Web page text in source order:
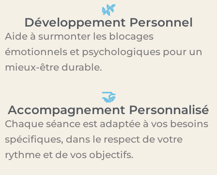
🌿
Développement Personnel
Aide à surmonter les blocages
émotionnels et psychologiques pour un
mieux-être durable.
🤝
Accompagnement Personnalisé
Chaque séance est adaptée à vos besoins
spécifiques, dans le respect de votre
rythme et de vos objectifs.